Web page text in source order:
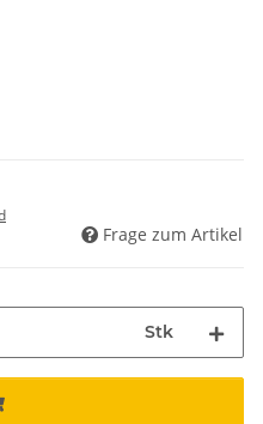
Frage zum Artikel
Stk